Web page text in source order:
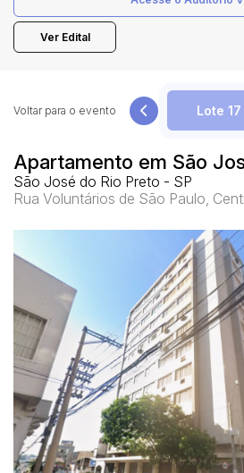
Ver Edital
Apartamento em São
São José do Rio Preto - SP
Rua Voluntários de São Paulo,
Voltar para o evento